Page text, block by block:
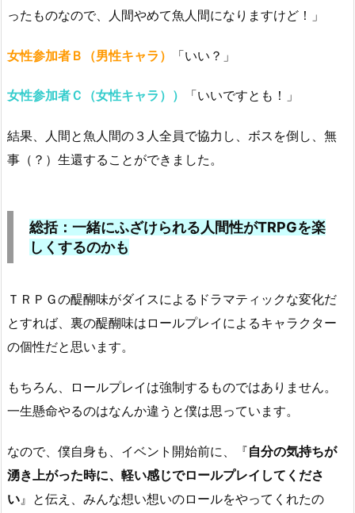
ったものなので、人間やめて魚人間になりますけど！」
女性参加者Ｂ（男性キャラ） 「いい？」
女性参加者Ｃ（女性キャラ）） 「いいですとも！」
結果、人間と魚人間の３人全員で協力し、ボスを倒し、無
事（？）生還することができました。
総括：一緒にふざけられる人間性がTRPGを楽
しくするのかも
ＴＲＰＧの醍醐味がダイスによるドラマティックな変化だ
とすれば、裏の醍醐味はロールプレイによるキャラクター
の個性だと思います。
もちろん、ロールプレイは強制するものではありません。
一生懸命やるのはなんか違うと僕は思っています。
なので、僕自身も、イベント開始前に、『自分の気持ちが
湧き上がった時に、軽い感じでロールプレイしてくださ
い 』と伝え、みんな想い想いのロールをやってくれたの